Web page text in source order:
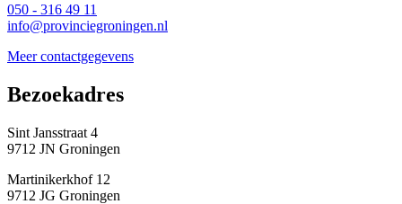
050 - 316 49 11
info@provinciegroningen.nl
Meer contactgegevens
Bezoekadres
Sint Jansstraat 4
9712 JN Groningen
Martinikerkhof 12
9712 JG Groningen